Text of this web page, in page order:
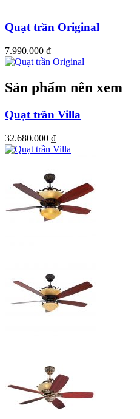
Tín hiệu điều khiển quạt
10.000 bộ tay cầm – rất thuận
Quạt trần Original
7.990.000 ₫
Sản phẩm nên xem
Quạt trần Villa
32.680.000 ₫